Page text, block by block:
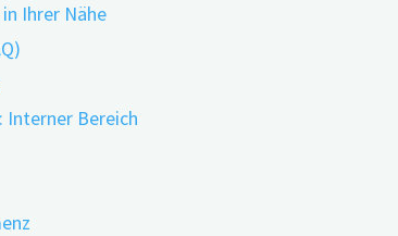
Ihrer Nähe
Interner Bereich
stellte digiDEM Bayern
Das Leitthema der internationalen
Die Konferenz, die von 6. bis 10.